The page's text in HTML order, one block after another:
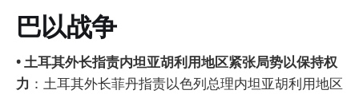
巴以战争
• 土耳其外长指责内坦亚胡利用地区紧张局势以保持权
力 ：土耳其外长菲丹指责以色列总理内坦亚胡利用地区